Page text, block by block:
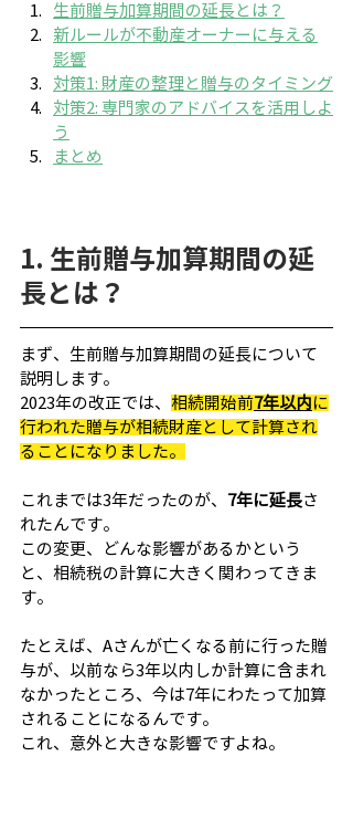
生前贈与加算期間の延長とは？
新ルールが不動産オーナーに与える
影響
対策1: 財産の整理と贈与のタイミング
対策2: 専門家のアドバイスを活用しよ
う
まとめ
1. 生前贈与加算期間の延
長とは？
まず、生前贈与加算期間の延長について
説明します。
2023年の改正では、 相続開始前7年以内 に
行われた贈与が相続財産として計算され
ることになりました。
これまでは3年だったのが、 7年に延長さ
れたんです。
この変更、どんな影響があるかという
と、相続税の計算に大きく関わってきま
す。
たとえば、Aさんが亡くなる前に行った贈
与が、以前なら3年以内しか計算に含まれ
なかったところ、今は7年にわたって加算
されることになるんです。
これ、意外と大きな影響ですよね。